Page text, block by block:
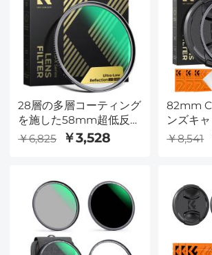
28層の多層コーティング
を施した58mm超低反射
UVフィルター Nano-X
シリーズ
￥6,825 ￥3,528
82mm
ンズキ
ィルタ
ンズフ
ング付き
￥8,541